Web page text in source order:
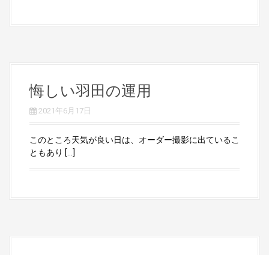
悔しい羽田の運用
2021年6月17日
このところ天気が良い日は、オーダー撮影に出ているこ
ともあり […]